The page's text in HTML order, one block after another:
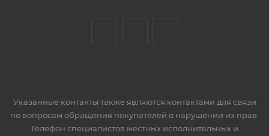
Указанные контакты также являются контактами для связи
по вопросам обращения покупателей о нарушении их прав.
Телефон специалистов местных исполнительных и